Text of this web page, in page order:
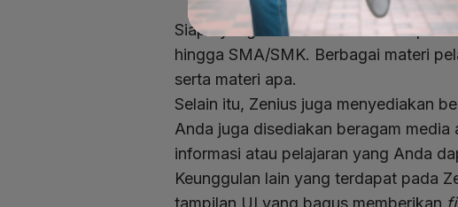
Siapa yang tidak kenal Zenius?
hingga SMA/SMK. Berbagai materi
serta materi apa.
Selain itu, Zenius juga menyediakan
Anda juga disediakan beragam
informasi atau pelajaran yang Anda
Keunggulan lain yang terdapat pada
tampilan UI yang bagus memberikan